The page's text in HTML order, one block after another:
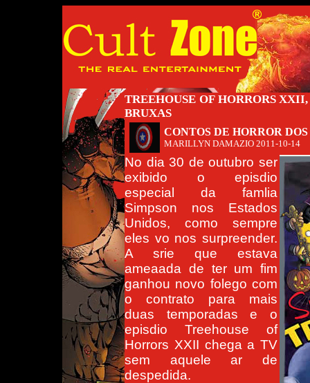
TREEHOUSE OF HORRORS
BRUXAS
CONTOS DE HORROR
MARILLYN DAMAZIO 2011-10-14
No dia 30 de outubro ser
exibido o episdio
especial da famlia
Simpson nos Estados
Unidos, como sempre
eles vo nos surpreender.
A srie que estava
ameaada de ter um fim
ganhou novo folego com
o contrato para mais
duas temporadas e o
episdio Treehouse of
Horrors XXII chega a TV
sem aquele ar de
despedida.